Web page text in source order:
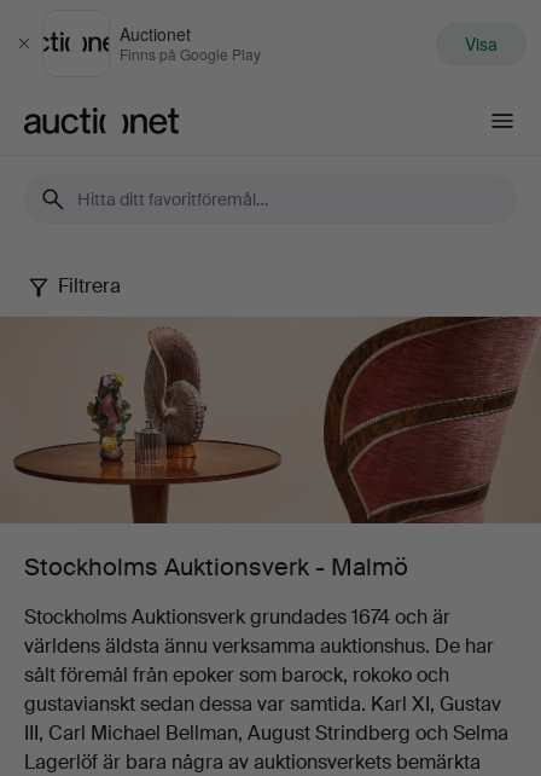
Stäng
Auctionet
Finns på Google Play Visa
Stockholms
Auktionsverk
Malmö
Filtrera
Stockholms Auktionsverk - Malmö
Stockholms Auktionsverk grundades 1674 och är
världens äldsta ännu verksamma auktionshus. De har
sålt föremål från epoker som barock, rokoko och
gustavianskt sedan dessa var samtida. Karl XI, Gustav
III, Carl Michael Bellman, August Strindberg och Selma
Lagerlöf är bara några av auktionsverkets bemärkta